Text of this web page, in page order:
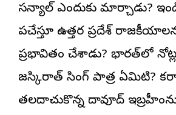
సన్యాల్ ఎందుకు మార్చాడు?
పనిచేస్తూ ఉత్తర ప్రదేశ్‌
ప్రభావితం చేశాడు? భారత్‌లో నోట్ల
జస్కిరాత్ సింగ్ పాత్ర ఏమిటి?
తలదాచుకొన్న దావూద్